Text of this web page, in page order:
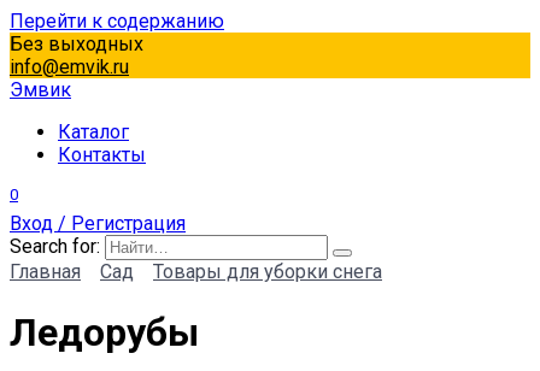
Перейти к содержанию
Без выходных
info@emvik.ru
Эмвик
Каталог
Контакты
0
Вход / Регистрация
Search for:
Главная
Сад Товары для уборки снега
Ледорубы